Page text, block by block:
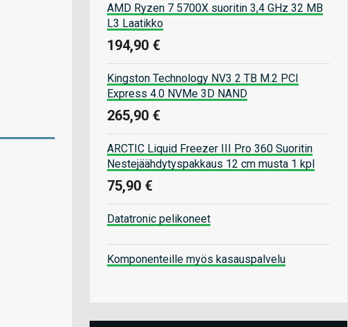
AMD Ryzen 7 5700X suoritin 3,4 GHz 32 MB
L3 Laatikko
194,90 €
Kingston Technology NV3 2 TB M.2 PCI
Express 4.0 NVMe 3D NAND
265,90 €
ARCTIC Liquid Freezer III Pro 360 Suoritin
Nestejäähdytyspakkaus 12 cm musta 1 kpl
75,90 €
Datatronic pelikoneet
Komponenteille myös kasauspalvelu